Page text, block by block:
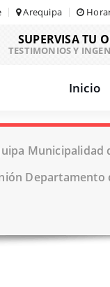
Arequipa
SUPERVISA TU
TESTIMONIOS Y
Inicio
Municipalidad
Departamento